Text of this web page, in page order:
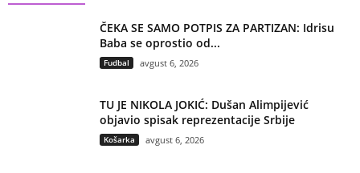
ČEKA SE SAMO POTPIS ZA PARTIZAN: Idrisu
Baba se oprostio od...
Fudbal avgust 6, 2026
TU JE NIKOLA JOKIĆ: Dušan Alimpijević
objavio spisak reprezentacije Srbije
Košarka avgust 6, 2026